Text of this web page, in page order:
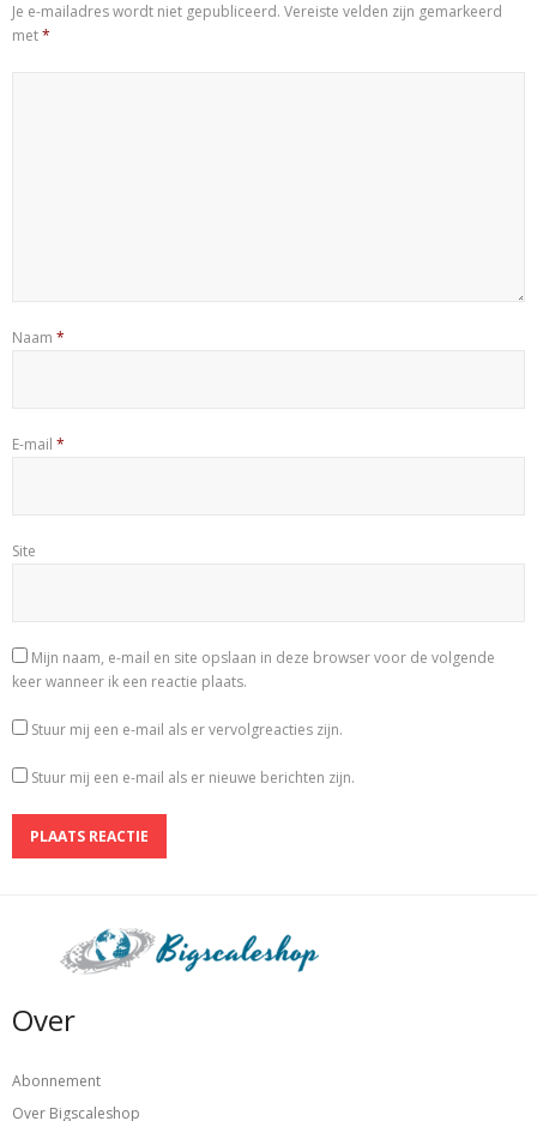
Je e-mailadres wordt niet gepubliceerd. Vereiste velden zijn gemarkeerd
met*
Naam *
E-mail *
Site
Mijn naam, e-mail en site opslaan in deze browser voor de volgende
keer wanneer ik een reactie plaats.
Stuur mij een e-mail als er vervolgreacties zijn.
Stuur mij een e-mail als er nieuwe berichten zijn.
Over
Abonnement
Over Bigscaleshop